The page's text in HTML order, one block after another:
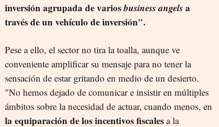
inversión agrupada de variosbusiness angelsa
través de un vehículo de inversión".
Pese a ello, el sector no tira la toalla, aunque ve
conveniente amplificar su mensaje para no tener la
sensación de estar gritando en medio de un desierto.
"No hemos dejado de comunicar e insistir en múltiples
ámbitos sobre la necesidad de actuar, cuando menos, en
la equiparación de los incentivos fiscales a la